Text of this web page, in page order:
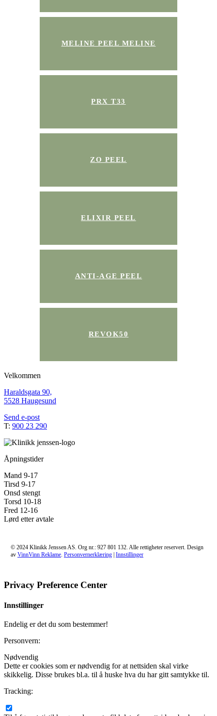
MELINE PEEL MELINE
PRX T33
ZO PEEL
ELIXIR PEEL
ANTI-AGE PEEL
REVOK50
Velkommen
Haraldsgata 90,
5528 Haugesund
Send e-post
T: 900 23 290
Åpningstider
Mand 9-17
Tirsd 9-17
Onsd stengt
Torsd 10-18
Fred 12-16
Lørd etter avtale
© 2024 Klinikk Jenssen AS. Org nr.: 927 801 132. Alle rettigheter reservert. Design
av VinnVinn Reklame Personvernerklæring | Innstillinger
Privacy Preference Center
Innstillinger
Endelig er det du som bestemmer!
Personvern:
Nødvendig
Dette er cookies som er nødvendig for at nettsiden skal virke
skikkelig. Disse brukes bl.a. til å huske hva du har gitt samtykke til.
Tracking: